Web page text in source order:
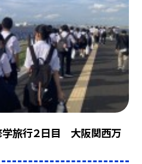
学旅行２日目 大阪関西万